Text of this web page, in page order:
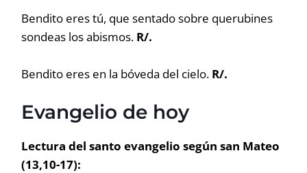
Bendito eres tú, que sentado sobre querubines
sondeas los abismos. R/.
Bendito eres en la bóveda del cielo. R/.
Evangelio de hoy
Lectura del santo evangelio según san Mateo
(13,10-17):